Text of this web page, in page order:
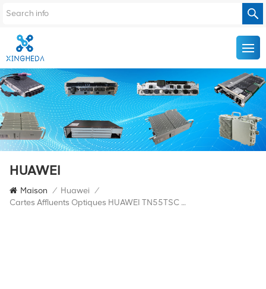
HUAWEI
Maison / Huawei /
Cartes Affluents Optiques HUAWEI TN55TSC 03024GDQ OSN8800